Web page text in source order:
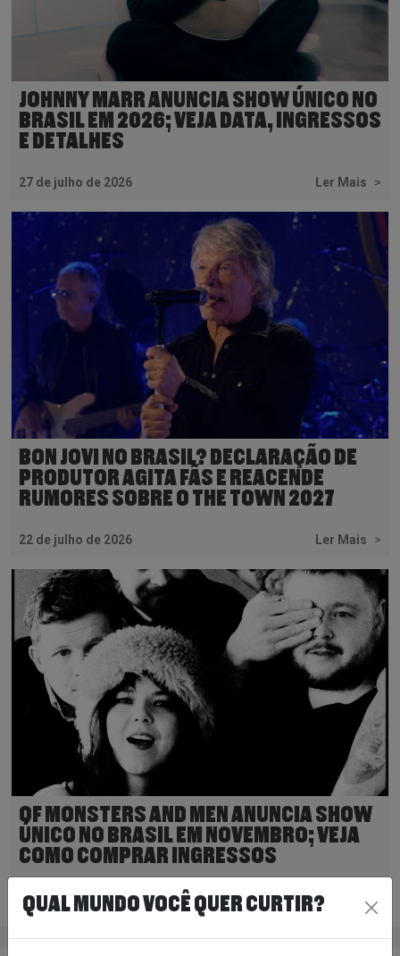
JOHNNY MARR ANUNCIA SHOW ÚNICO NO
BRASIL EM 2026; VEJA DATA, INGRESSOS
E DETALHES
27 de julho de 2026 Ler Mais >
BON JOVI NO BRASIL? DECLARAÇÃO DE
PRODUTOR AGITA FÃS E REACENDE
RUMORES SOBRE O THE TOWN 2027
22 de julho de 2026 Ler Mais >
OF MONSTERS AND MEN ANUNCIA SHOW
ÚNICO NO BRASIL EM NOVEMBRO; VEJA
COMO COMPRAR INGRESSOS
9 de julho de 2026 Ler Mais
QUAL MUNDO VOCÊ QUER CURTIR?